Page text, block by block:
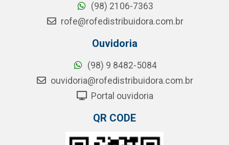
(98) 2106-7363
rofe@rofedistribuidora.com.br
Ouvidoria
(98) 9 8482-5084
ouvidoria@rofedistribuidora.com.br
Portal ouvidoria
QR CODE